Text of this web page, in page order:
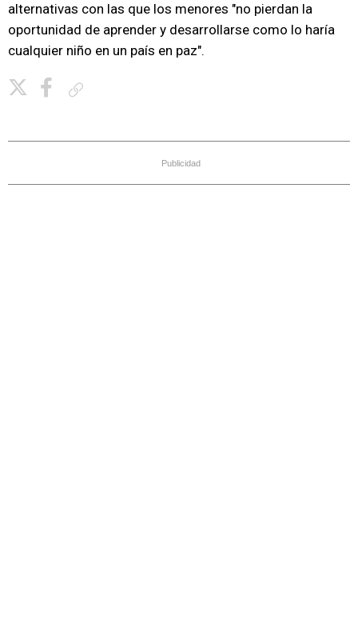
alternativas con las que los menores "no pierdan la
oportunidad de aprender y desarrollarse como lo haría
cualquier niño en un país en paz".
Publicidad